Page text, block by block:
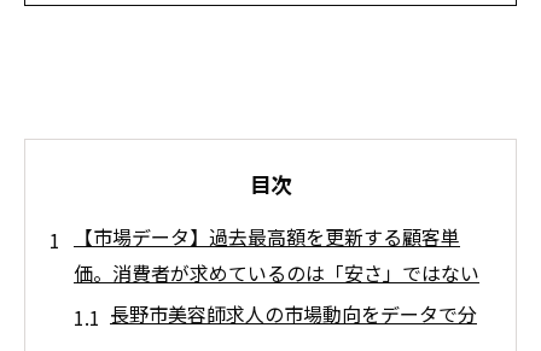
目次
【市場データ】過去最高額を更新する顧客単
価。消費者が求めているのは「安さ」ではない
長野市美容師求人の市場動向をデータで分